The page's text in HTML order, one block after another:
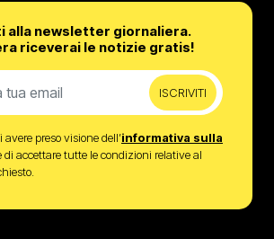
alla newsletter giornaliera.
riceverai le notizie gratis!
ISCRIVITI
avere preso visione dell’informativa sulla
di accettare tutte le condizioni relative al